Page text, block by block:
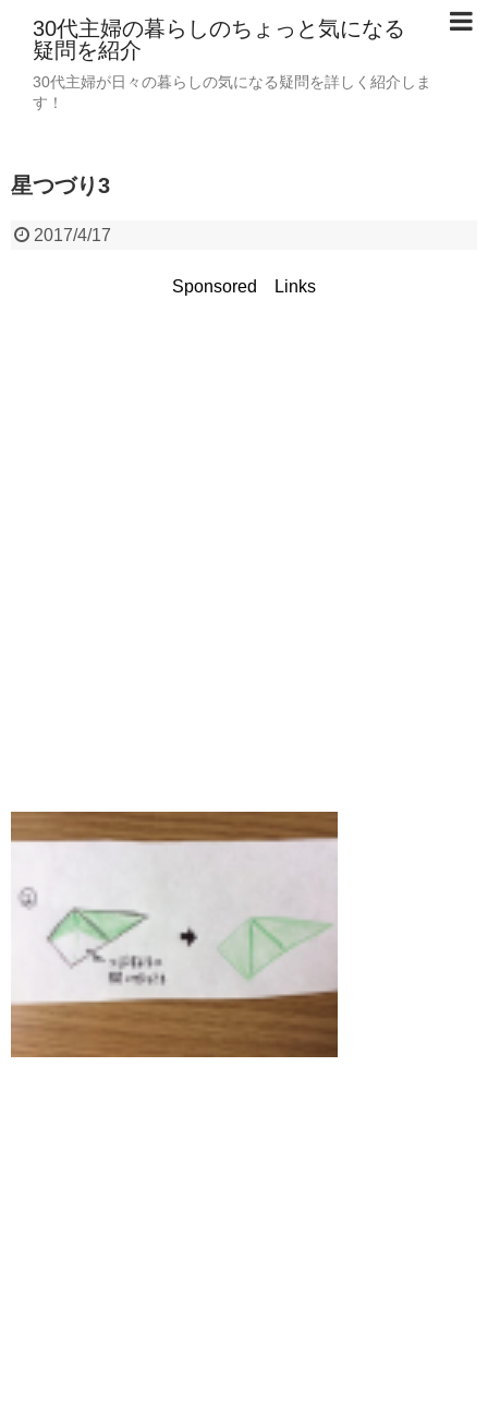
30代主婦の暮らしのちょっと気になる
疑問を紹介
30代主婦が日々の暮らしの気になる疑問を詳しく紹介しま
す！
星つづり3
2017/4/17
Sponsored Links